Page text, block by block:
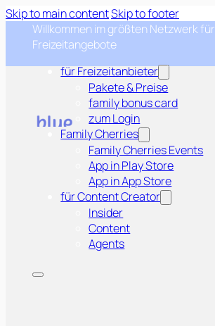
Skip to main contentSkip to footer
Willkommen im größten Netzwerk für
Freizeitangebote
für Freizeitanbieter
Pakete & Preise
family bonus card
zum Login
Family Cherries
Family Cherries Events
App in Play Store
App in App Store
für Content Creator
Insider
Content
Agents